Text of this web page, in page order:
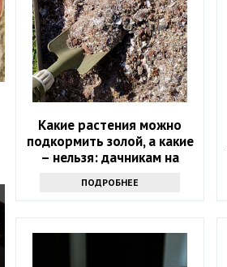
Какие растения можно
подкормить золой, а какие
– нельзя: дачникам на
ПОДРОБНЕЕ